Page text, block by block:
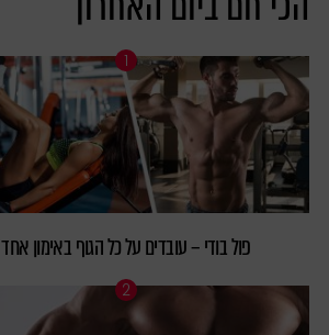
פול בודי – עובדים על כל הגוף באימון אחד